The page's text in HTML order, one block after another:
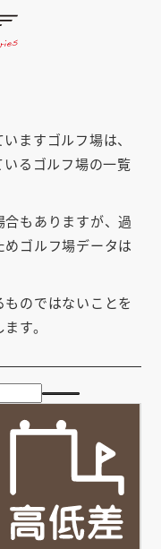
コース
ますゴルフ場は、
るゴルフ場の一覧
もありますが、過
ゴルフ場データは
のではないことを
す。